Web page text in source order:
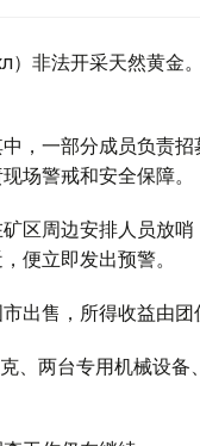
非法开采天然黄金
，一部分成员负责
场警戒和安全保障。
区周边安排人员放
便立即发出预警。
出售，所得收益由团
、两台专用机械设备